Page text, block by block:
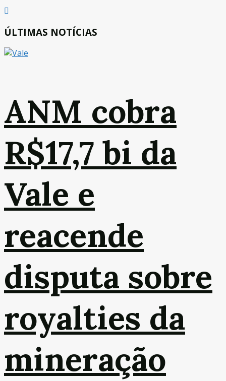
ÚLTIMAS NOTÍCIAS
ANM cobra
R$17,7 bi da
Vale e
reacende
disputa sobre
royalties da
mineração